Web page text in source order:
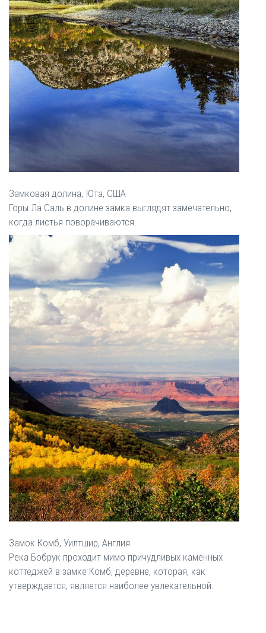
Замковая долина, Юта, США
Горы Ла Саль в долине замка выглядят замечательно,
когда листья поворачиваются.
Замок Комб, Уилтшир, Англия
Река Бобрук проходит мимо причудливых каменных
коттеджей в замке Комб, деревне, которая, как
утверждается, является наиболее увлекательной.